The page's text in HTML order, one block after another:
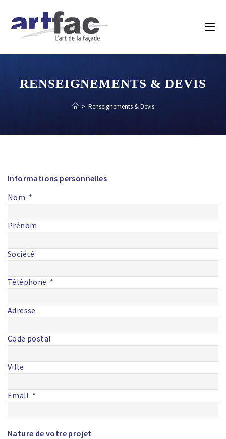
RENSEIGNEMENTS & DEVIS
> Renseignements & Devis
Informations personnelles
Nom
Prénom
Société
Téléphone
Adresse
Code postal
Ville
Email
Nature de votre projet